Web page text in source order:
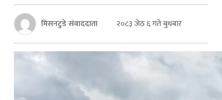
मिसनटुडे संवाददाता २०८३ जेठ ६ गते बुधबार